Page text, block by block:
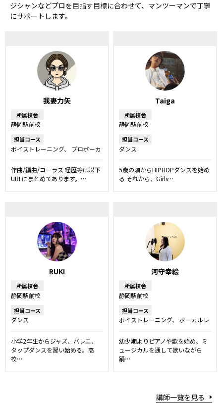
ジシャンなどプロを目指す目標に合わせて、マンツーマンで丁寧
にサポートします。
我妻力矢
所属校舎
静岡駅前校
担当コース
ボイストレーニング
プロボーカ
弾き語りレッスン
作曲/編曲/コーラス 経歴等は以下
URLにまとめてあります。…
Taiga
所属校舎
静岡駅前校
担当コース
ダンス
5歳の頃からHIPHOPダンスを始め
る それから、Girls…
RUKI
所属校舎
静岡駅前校
担当コース
ダンス
小学2年生からジャズ、バレエ、
タップダンスを習い始める。高
校…
河守幸絵
所属校舎
静岡駅前校
担当コース
ボイストレーニング
ボーカルレ
スン
幼少期よりピアノや歌を始め、ミ
ュージカルを通して歌いながら
踊…
講師一覧を見る